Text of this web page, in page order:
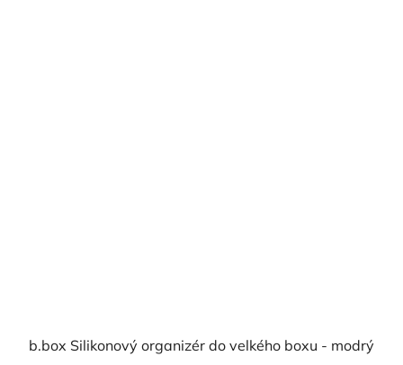
b.box Silikonový organizér do velkého boxu - modrý